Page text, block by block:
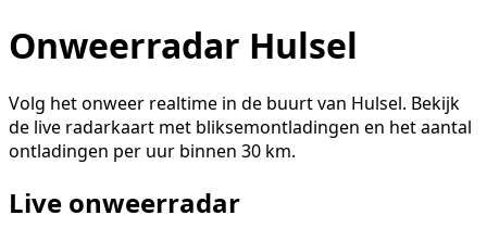
Onweerradar Hulsel
Volg het onweer realtime in de buurt van Hulsel. Bekijk
de live radarkaart met bliksemontladingen en het aantal
ontladingen per uur binnen 30 km.
Live onweerradar